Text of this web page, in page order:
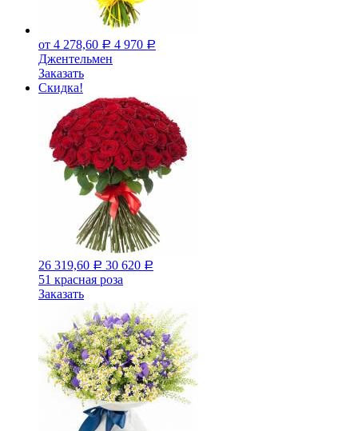
от 4 278,60 Р 4 970 Р
Джeнтельмен
Заказать
Скидка!
26 319,60 Р 30 620 Р
51 красная роза
Заказать